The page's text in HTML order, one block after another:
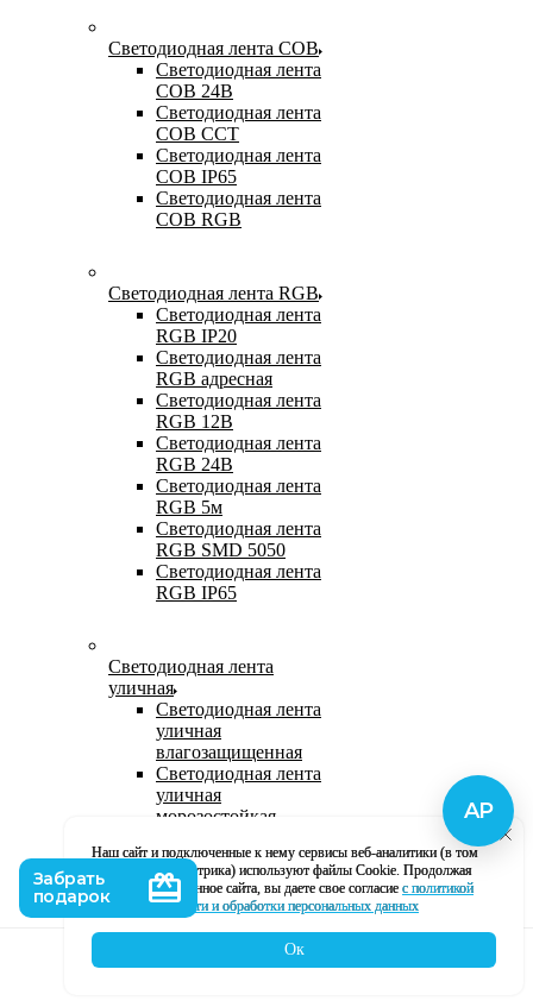
Светодиодная лента COB
Светодиодная лента
COB 24В
Светодиодная лента
COB CCT
Светодиодная лента
COB IP65
Светодиодная лента
COB RGB
Светодиодная лента RGB
Светодиодная лента
RGB IP20
Светодиодная лента
RGB адресная
Светодиодная лента
RGB 12В
Светодиодная лента
RGB 24В
Светодиодная лента
RGB 5м
Светодиодная лента
RGB SMD 5050
Светодиодная лента
RGB IP65
Светодиодная лента
уличная
Светодиодная лента
уличная
влагозащищенная
Светодиодная лента
уличная
морозостойкая
светодиодная лента
220В
Светодиодная лента
уличная в силиконе
Наш сайт и подключенные к нему сервисы веб-аналитики (в том
числе, Яндекс Метрика) используют файлы Cookie. Продолжая
использование данное сайта, вы даете свое согласие с политикой
кофиденциальности и обработки персональных данных
Ок